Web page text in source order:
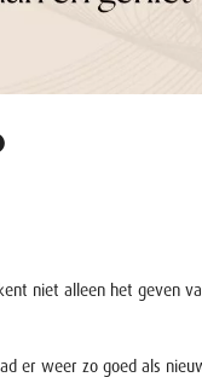
niet alleen het geven
er weer zo goed als